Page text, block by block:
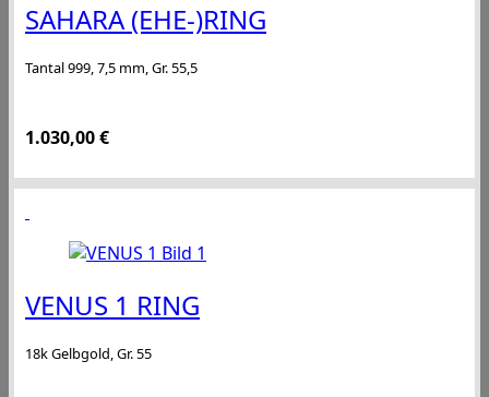
SAHARA (EHE-)RING
Tantal 999, 7,5 mm, Gr. 55,5
1.030,00€
VENUS 1 RING
18k Gelbgold, Gr. 55